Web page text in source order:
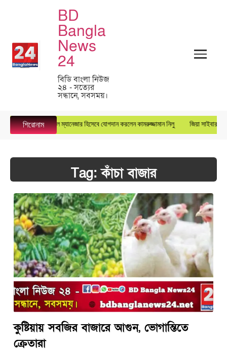
BD
Bangla
News
24
বিডি বাংলা নিউজ
২৪ - সত্যের
সন্ধানে, সবসময়।
শিরোনাম
গ্রুপে জেনারেল ম্যানেজার হিসেবে যোগদান করলেন কামরুজ্জামান নিলু জিয়া সাইবার
Tag:কাঁচা বাজার
কুষ্টিয়ায় ​সবজির বাজারে আগুন, ভোগান্তিতে
ক্রেতারা